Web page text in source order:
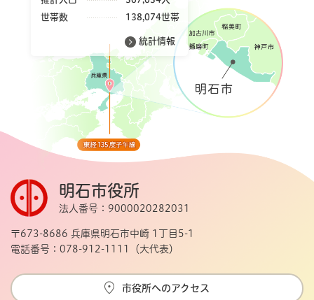
世帯数
138,074世帯
統計情報
明石市役所
法人番号：9000020282031
〒673-8686 兵庫県明石市中崎 1丁目5-1
電話番号：078-912-1111（大代表）
市役所へのアクセス